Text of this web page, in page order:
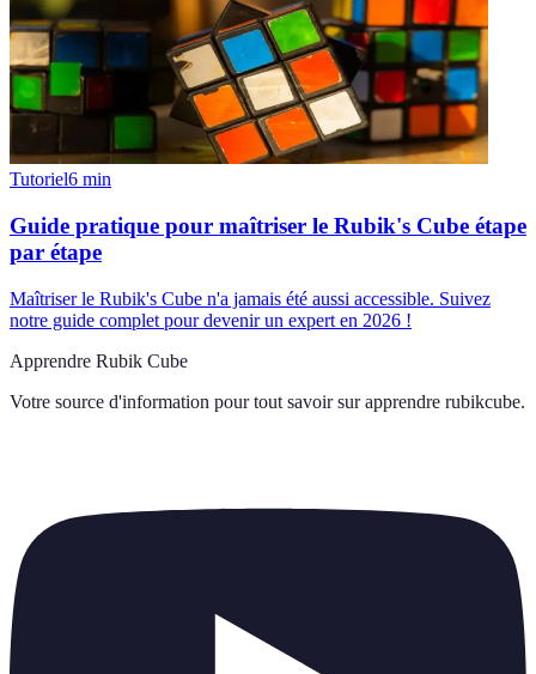
Tutoriel6 min
Guide pratique pour maîtriser le Rubik's Cube étape
par étape
Maîtriser le Rubik's Cube n'a jamais été aussi accessible. Suivez
notre guide complet pour devenir un expert en 2026 !
Apprendre Rubik Cube
Votre source d'information pour tout savoir sur apprendre rubikcube.